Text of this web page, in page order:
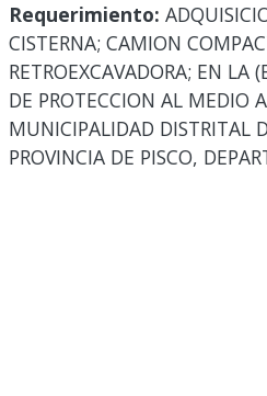
Requerimiento:
CISTERNA; CAMION
RETROEXCAVADORA; EN LA
DE PROTECCION AL MEDIO
MUNICIPALIDAD DISTRITAL
PROVINCIA DE PISCO,